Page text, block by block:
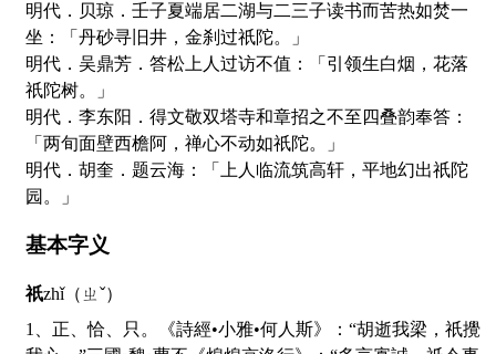
明代．贝琼．壬子夏端居二湖与二三子读书而苦热如焚一
坐：「丹砂寻旧井，金刹过祇陀。」
明代．吴鼎芳．答松上人过访不值：「引领生白烟，花落
祇陀树。」
明代．李东阳．得文敬双塔寺和章招之不至四叠韵奉答：
「两旬面壁西檐阿，禅心不动如祇陀。」
明代．胡奎．题云海：「上人临流筑高轩，平地幻出祇陀
园。」
基本字义
祇zhǐ（ㄓˇ）
1、正、恰、只。《詩經•小雅•何人斯》：“胡逝我梁，祇攪